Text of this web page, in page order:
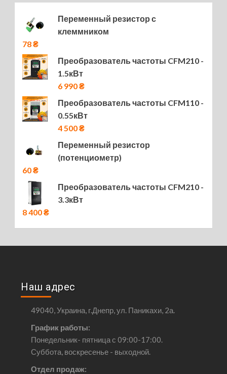
Переменный резистор с
клеммником
78₴
Преобразователь частоты CFM210 -
1.5кВт
6 990₴
Преобразователь частоты CFM110 -
0.55кВт
4 500₴
Переменный резистор
(потенциометр)
60₴
Преобразователь частоты CFM210 -
3.3кВт
8 400₴
Наш адрес
49040, Украина, г.Днепр, ул. Паникахи, 2а.
График работы:
Понедельник- пятница с 09:00-17:00.
Суббота, воскресенье - выходной.
Отдел продаж: